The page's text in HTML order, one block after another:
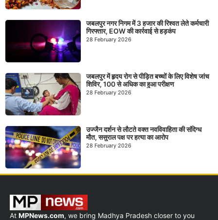
जबलपुर नगर निगम में 3 हजार की रिश्वत लेते कर्मचारी
गिरफ्तार, EOW की कार्रवाई से हड़कंप
28 February 2026
जबलपुर में हृदय रोग से पीड़ित बच्चों के लिए विशेष जांच
शिविर, 100 से अधिक का हुआ परीक्षण
28 February 2026
उज्जैन दर्शन से लौटते वक्त नवविवाहिता की संदिग्ध
मौत, ससुराल पक्ष पर हत्या का आरोप
28 February 2026
At MPNews.com, we bring Madhya Pradesh closer to you